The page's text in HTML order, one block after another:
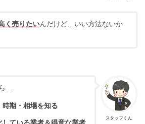
く売りたいんだけど…いい方法ないか
スタッフくん
…
時期・相場を知る
している業者＆得意な業者